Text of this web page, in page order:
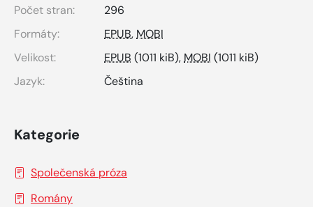
Počet stran:
296
Formáty:
EPUB, MOBI
Velikost:
EPUB (1011 kiB), MOBI (1011 kiB)
Jazyk:
Čeština
Kategorie
Společenská próza
Romány